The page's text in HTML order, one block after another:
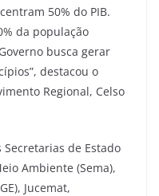
50% do PIB.
da população
busca gerar
destacou o
Regional, Celso
de Estado
Ambiente (Sema),
Jucemat,